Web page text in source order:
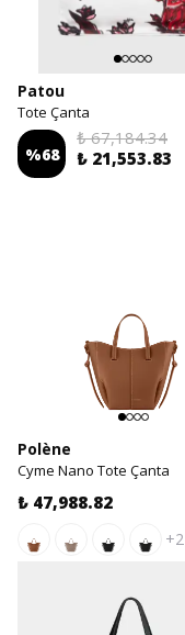
Patou
Tote Çanta
%68
₺ 67,184.34
₺ 21,553.83
Polène
Cyme Nano Tote Çanta
₺ 47,988.82
+2